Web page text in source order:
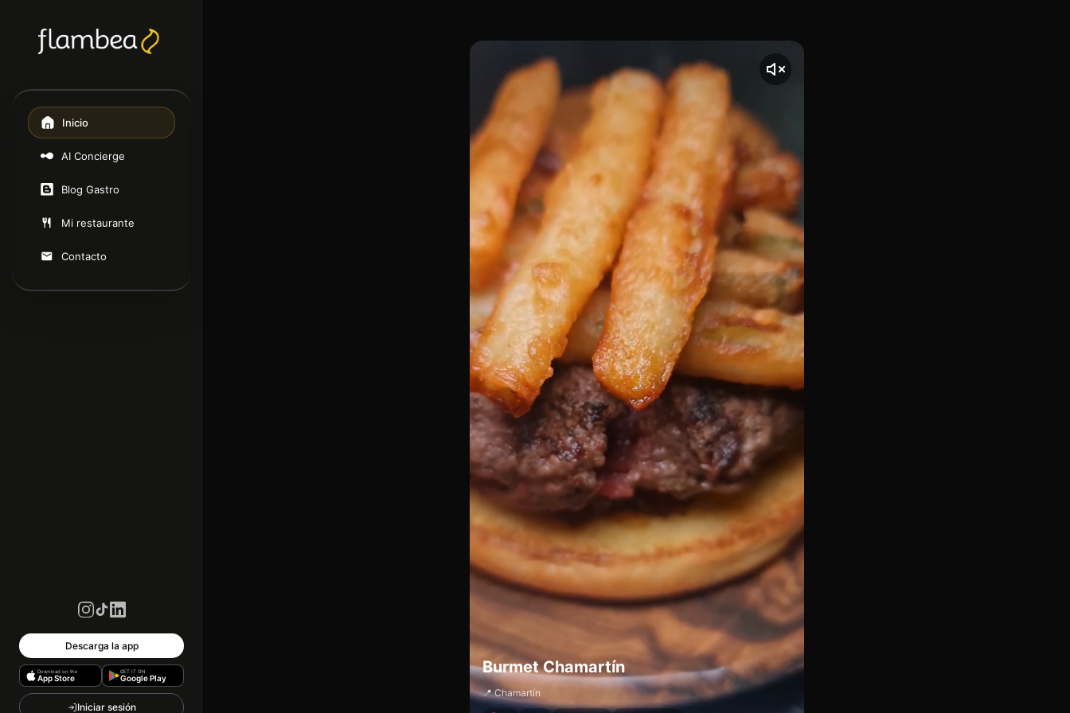
Inicio
AI Concierge
Blog Gastro
Mi restaurante
Contacto
Descarga la app
Download on the
App Store
GET IT ON
Google Play
Iniciar sesión
Burmet Chamartín
📍 Chamartín
Ubicado en la Calle de Luis Vives 9, en una zona tranquila y estratégica del barrio de Chamartín,
[00:00 - Escena 1: Introducción y Ambiente] El vídeo comienza con una toma de Burmet